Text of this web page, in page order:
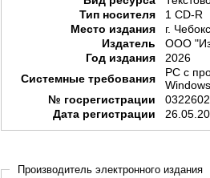
Тип носителя
1 CD-R
Место издания
г.
Издатель
ООО
Год издания
2026
Системные требования
PC с
№ госрегистрации
Дата регистрации
Производитель электронного издания